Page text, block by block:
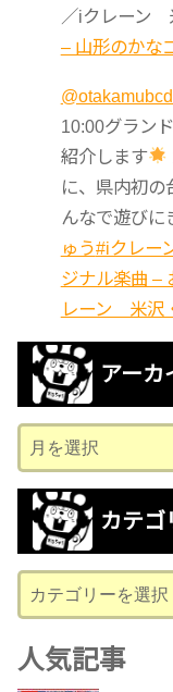
／iクレーン
– 山形のかな
10:00グラン
紹介します
に、県内初の
んなで遊びに
ゅう#iクレー
ジナル楽曲 –
レーン 米沢
アーカ
ー
カ
ブ
カテゴ
テ
ゴ
リ
人気記事